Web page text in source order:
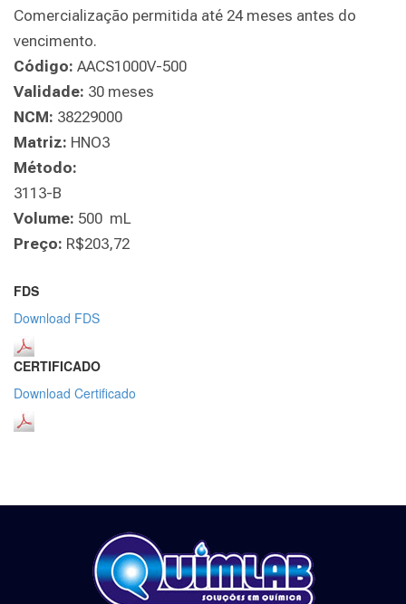
Comercialização permitida até 24 meses antes do
vencimento.
Código: AACS1000V-500
Validade: 30 meses
NCM: 38229000
Matriz: HNO3
Método:
3113-B
Volume: 500 mL
Preço: R$203,72
FDS
Download FDS
CERTIFICADO
Download Certificado